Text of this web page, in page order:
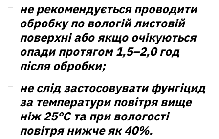
не рекомендується проводити
обробку по вологій листовій
поверхні або якщо очікуються
опади протягом 1,5–2,0 год
після обробки;
не слід застосовувати фунгіцид
за температури повітря вище
ніж 25°C та при вологості
повітря нижче як 40%.